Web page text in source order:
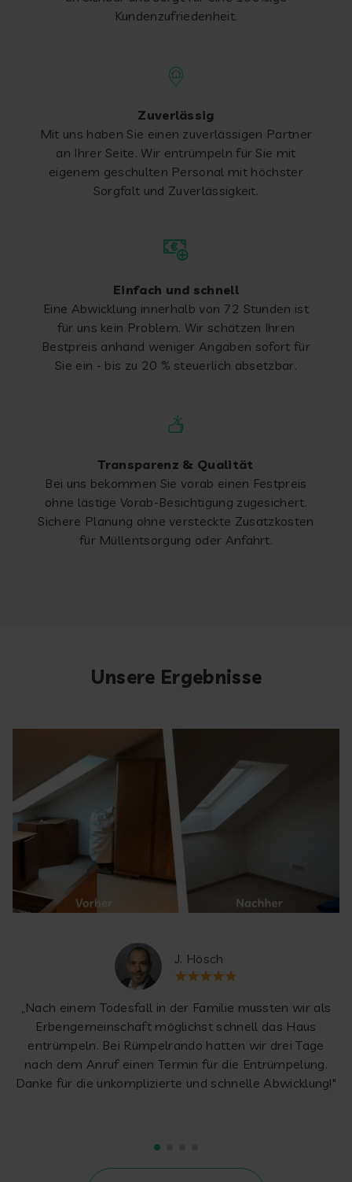
Kundenzufriedenheit.
Zuverlässig
Mit uns haben Sie einen zuverlässigen Partner
an Ihrer Seite. Wir entrümpeln für Sie mit
eigenem geschulten Personal mit höchster
Sorgfalt und Zuverlässigkeit.
Einfach und schnell
Eine Abwicklung innerhalb von 72 Stunden ist
für uns kein Problem. Wir schätzen Ihren
Bestpreis anhand weniger Angaben sofort für
Sie ein - bis zu 20 % steuerlich absetzbar.
Transparenz & Qualität
Bei uns bekommen Sie vorab einen Festpreis
ohne lästige Vorab-Besichtigung zugesichert.
Sichere Planung ohne versteckte Zusatzkosten
für Müllentsorgung oder Anfahrt.
Unsere Ergebnisse
J. Hösch
„Nach einem Todesfall in der Familie mussten wir als
Erbengemeinschaft möglichst schnell das Haus
entrümpeln. Bei Rümpelrando hatten wir drei Tage
nach dem Anruf einen Termin für die Entrümpelung.
Danke für die unkomplizierte und schnelle Abwicklung!"